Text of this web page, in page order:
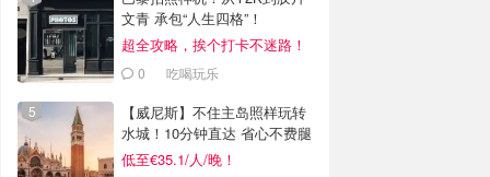
文青 承包“人生四格”！
超全攻略，挨个打卡不迷路！
0 吃喝玩乐
【威尼斯】不住主岛照样玩转
水城！10分钟直达 省心不费腿
低至€35.1/人/晚！